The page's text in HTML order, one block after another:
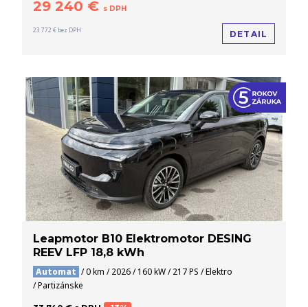
29 240 € s DPH
23 772 € bez DPH DETAIL
Leapmotor B10 Elektromotor DESING
REEV LFP 18,8 kWh
Automat / 0 km / 2026 / 160 kW / 217 PS / Elektro
/ Partizánske